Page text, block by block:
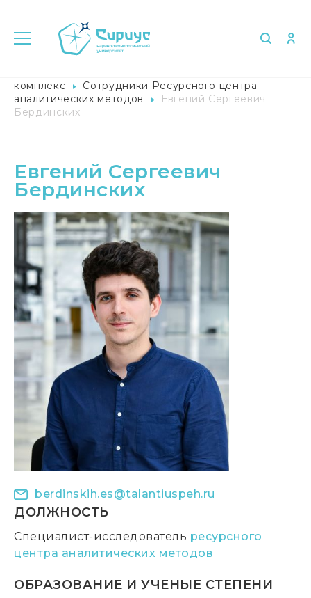
комплекс
Сотрудники Ресурсного центра
аналитических методов
Евгений Сергеевич
Бердинских
Евгений Сергеевич
Бердинских
berdinskih.es@talantiuspeh.ru
ДОЛЖНОСТЬ
Специалист-исследователь ресурсного
центра аналитических методов
ОБРАЗОВАНИЕ И УЧЕНЫЕ СТЕПЕНИ